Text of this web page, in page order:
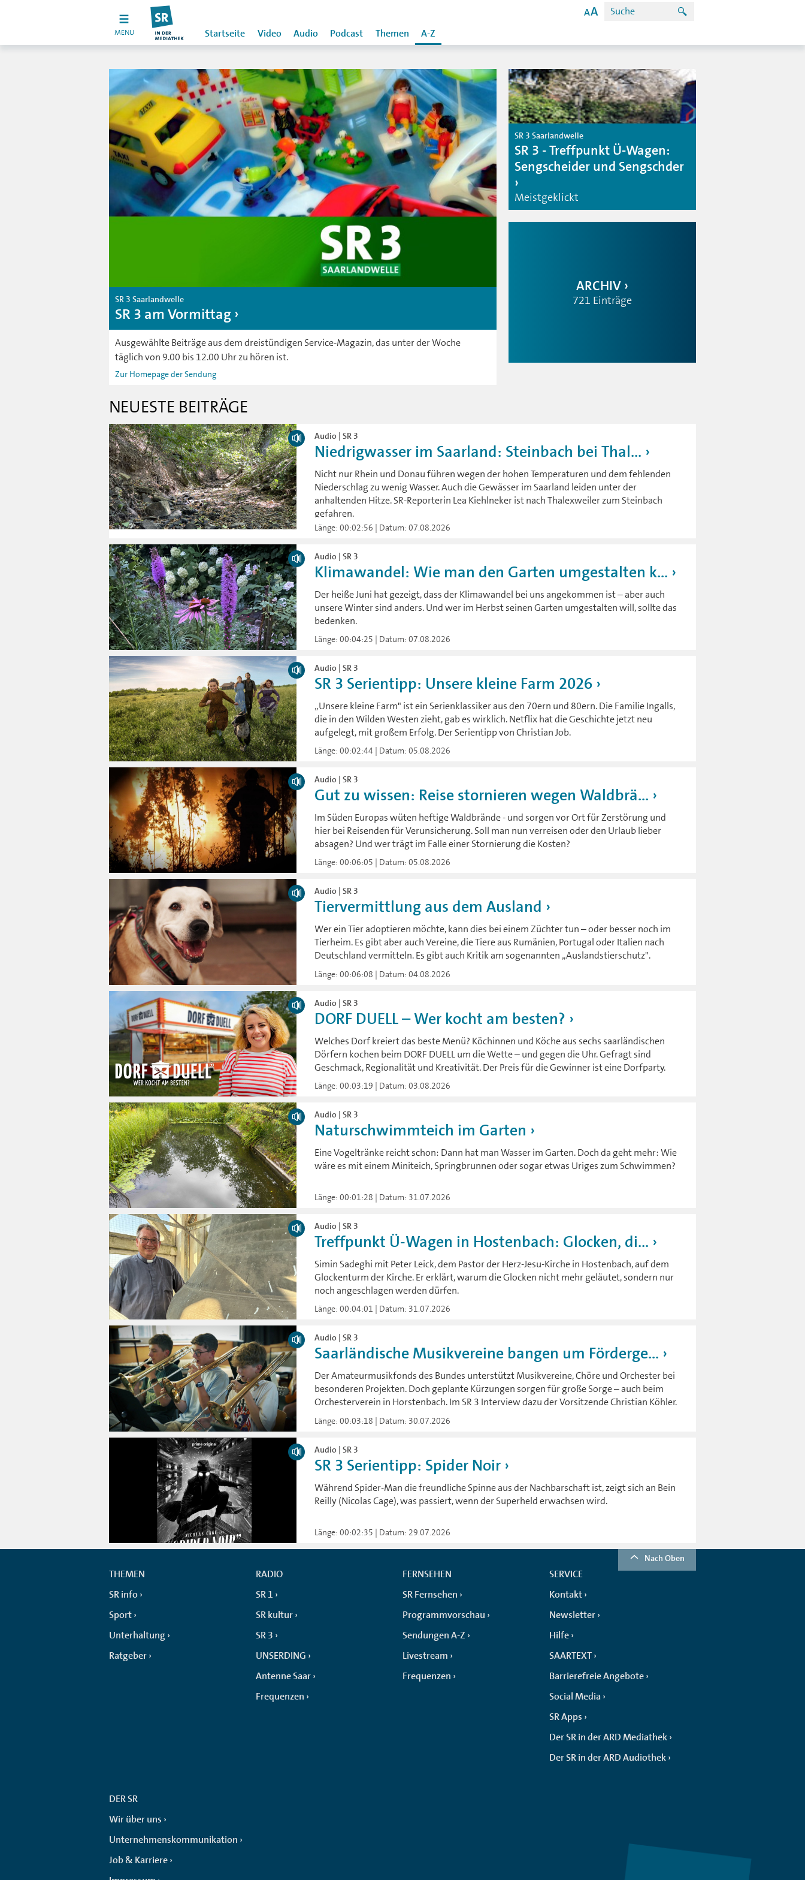
MENU Startseite Video Audio Podcast Themen A-Z
SR 3 Saarlandwelle
SR 3 am Vormittag
Ausgewählte Beiträge aus dem dreistündigen Service-Magazin, das unter der Woche
täglich von 9.00 bis 12.00 Uhr zu hören ist.
Zur Homepage der Sendung
SR 3 Saarlandwelle
SR 3 - Treffpunkt Ü-Wagen:
Sengscheider und Sengschder
Meistgeklickt
ARCHIV
721 Einträge
NEUESTE BEITRÄGE
Audio | SR 3
Niedrigwasser im Saarland: Steinbach bei Thal...
Nicht nur Rhein und Donau führen wegen der hohen Temperaturen und dem fehlenden
Niederschlag zu wenig Wasser. Auch die Gewässer im Saarland leiden unter der
anhaltenden Hitze. SR-Reporterin Lea Kiehlneker ist nach Thalexweiler zum Steinbach
gefahren.
Länge: 00:02:56 | Datum: 07.08.2026
Audio | SR 3
Klimawandel: Wie man den Garten umgestalten k...
Der heiße Juni hat gezeigt, dass der Klimawandel bei uns angekommen ist – aber auch
unsere Winter sind anders. Und wer im Herbst seinen Garten umgestalten will, sollte das
bedenken.
Länge: 00:04:25 | Datum: 07.08.2026
Audio | SR 3
SR 3 Serientipp: Unsere kleine Farm 2026
„Unsere kleine Farm" ist ein Serienklassiker aus den 70ern und 80ern. Die Familie Ingalls,
die in den Wilden Westen zieht, gab es wirklich. Netflix hat die Geschichte jetzt neu
aufgelegt, mit großem Erfolg. Der Serientipp von Christian Job.
Länge: 00:02:44 | Datum: 05.08.2026
Audio | SR 3
Gut zu wissen: Reise stornieren wegen Waldbrä...
Im Süden Europas wüten heftige Waldbrände - und sorgen vor Ort für Zerstörung und
hier bei Reisenden für Verunsicherung. Soll man nun verreisen oder den Urlaub lieber
absagen? Und wer trägt im Falle einer Stornierung die Kosten?
Länge: 00:06:05 | Datum: 05.08.2026
Audio | SR 3
Tiervermittlung aus dem Ausland
Wer ein Tier adoptieren möchte, kann dies bei einem Züchter tun – oder besser noch im
Tierheim. Es gibt aber auch Vereine, die Tiere aus Rumänien, Portugal oder Italien nach
Deutschland vermitteln. Es gibt auch Kritik am sogenannten „Auslandstierschutz".
Länge: 00:06:08 | Datum: 04.08.2026
Audio | SR 3
DORF DUELL – Wer kocht am besten?
Welches Dorf kreiert das beste Menü? Köchinnen und Köche aus sechs saarländischen
Dörfern kochen beim DORF DUELL um die Wette – und gegen die Uhr. Gefragt sind
Geschmack, Regionalität und Kreativität. Der Preis für die Gewinner ist eine Dorfparty.
Länge: 00:03:19 | Datum: 03.08.2026
Audio | SR 3
Naturschwimmteich im Garten
Eine Vogeltränke reicht schon: Dann hat man Wasser im Garten. Doch da geht mehr: Wie
wäre es mit einem Miniteich, Springbrunnen oder sogar etwas Uriges zum Schwimmen?
Länge: 00:01:28 | Datum: 31.07.2026
Audio | SR 3
Treffpunkt Ü-Wagen in Hostenbach: Glocken, di...
Simin Sadeghi mit Peter Leick, dem Pastor der Herz-Jesu-Kirche in Hostenbach, auf dem
Glockenturm der Kirche. Er erklärt, warum die Glocken nicht mehr geläutet, sondern nur
noch angeschlagen werden dürfen.
Länge: 00:04:01 | Datum: 31.07.2026
Audio | SR 3
Saarländische Musikvereine bangen um Förderge...
Der Amateurmusikfonds des Bundes unterstützt Musikvereine, Chöre und Orchester bei
besonderen Projekten. Doch geplante Kürzungen sorgen für große Sorge – auch beim
Orchesterverein in Horstenbach. Im SR 3 Interview dazu der Vorsitzende Christian Köhler.
Länge: 00:03:18 | Datum: 30.07.2026
Audio | SR 3
SR 3 Serientipp: Spider Noir
Während Spider-Man die freundliche Spinne aus der Nachbarschaft ist, zeigt sich an Bein
Reilly (Nicolas Cage), was passiert, wenn der Superheld erwachsen wird.
Länge: 00:02:35 | Datum: 29.07.2026
Nach Oben
THEMEN
SR info
Sport
Unterhaltung
Ratgeber
RADIO
SR 1
SR kultur
SR 3
UNSERDING
Antenne Saar
Frequenzen
FERNSEHEN
SR Fernsehen
Programmvorschau
Sendungen A-Z
Livestream
Frequenzen
SERVICE
Kontakt
Newsletter
Hilfe
SAARTEXT
Barrierefreie Angebote
Social Media
SR Apps
Der SR in der ARD Mediathek
Der SR in der ARD Audiothek
DER SR
Wir über uns
Unternehmenskommunikation
Job & Karriere